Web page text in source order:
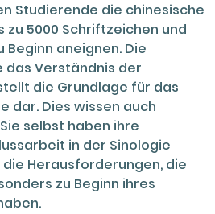
Studierende die chinesische
zu 5000 Schriftzeichen und
Beginn aneignen. Die
das Verständnis der
die Grundlage für das
dar. Dies wissen auch
selbst haben ihre
in der Sinologie
Herausforderungen, die
zu Beginn ihres